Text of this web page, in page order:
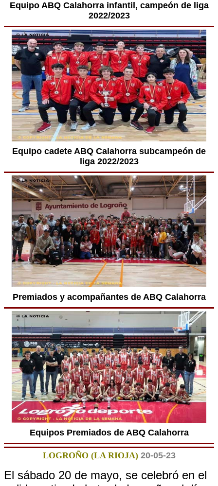
Equipo ABQ Calahorra infantil, campeón de liga
2022/2023
Equipo cadete ABQ Calahorra subcampeón de
liga 2022/2023
Premiados y acompañantes de ABQ Calahorra
Equipos Premiados de ABQ Calahorra
LOGROÑO (LA RIOJA) 20-05-23
El sábado 20 de mayo, se celebró en el